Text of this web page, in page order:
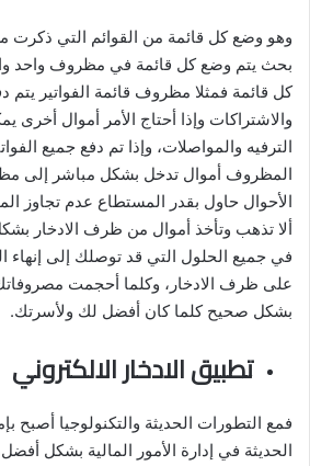
وهو وضع كل قائمة من القوائم التي
بحث يتم وضع كل قائمة في مظروف واحد
كل قائمة فمثلا مظروف قائمة الفواتير يتم
والاشتراكات وإذا أحتاج الأمر أموال
الترفيه والمواصلات، وإذا تم دفع جميع
المظروف أموال تدخل بشكل مباشر إلى
الأحوال حاول بقدر المستطاع عدم تجاوز
ألا تذهب وتأخذ أموال من ظرف الادخار بشكل
في جميع الحلول التي قد توصلك إلى
على ظرف الادخار، وكلما أحجمت
بشكل صحيح كلما كان أفضل لك ولأسرتك.
تطبيق الادخار الالكتروني
فمع التطورات الحديثة والتكنولوجيا أصبح
الحديثة في إدارة الأمور المالية بشكل